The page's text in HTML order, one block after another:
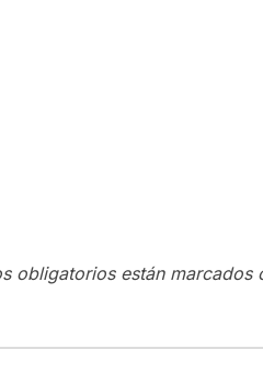
obligatorios están marcados